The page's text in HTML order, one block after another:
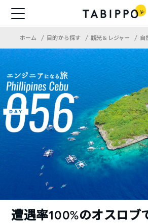
ホーム 目的から探す 観光＆レジャー 自
遭遇率100%のオスロブ